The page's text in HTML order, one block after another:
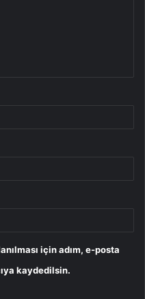
için adım, e-posta
kaydedilsin.